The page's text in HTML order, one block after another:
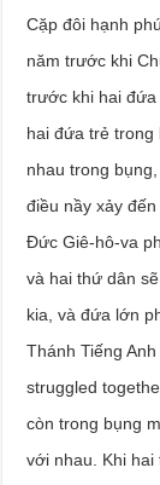
Cặp đôi hạnh
năm trước khi
trước khi hai
hai đứa trẻ trong
nhau trong
điều nầy xảy
Đức Giê-hô-va
và hai thứ dân
kia, và đứa lớn
Thánh Tiếng
struggled
còn trong bụng
với nhau. Khi hai